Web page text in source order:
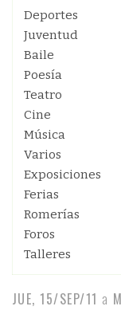
Deportes
Juventud
Baile
Poesía
Teatro
Cine
Música
Varios
Exposiciones
Ferias
Romerías
Foros
Talleres
JUE, 15/SEP/11 a